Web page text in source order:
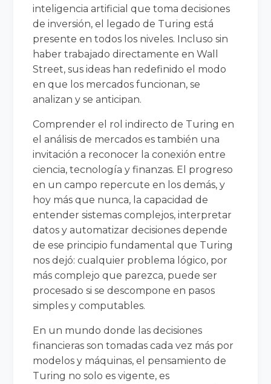
inteligencia artificial que toma decisiones
de inversión, el legado de Turing está
presente en todos los niveles. Incluso sin
haber trabajado directamente en Wall
Street, sus ideas han redefinido el modo
en que los mercados funcionan, se
analizan y se anticipan.
Comprender el rol indirecto de Turing en
el análisis de mercados es también una
invitación a reconocer la conexión entre
ciencia, tecnología y finanzas. El progreso
en un campo repercute en los demás, y
hoy más que nunca, la capacidad de
entender sistemas complejos, interpretar
datos y automatizar decisiones depende
de ese principio fundamental que Turing
nos dejó: cualquier problema lógico, por
más complejo que parezca, puede ser
procesado si se descompone en pasos
simples y computables.
En un mundo donde las decisiones
financieras son tomadas cada vez más por
modelos y máquinas, el pensamiento de
Turing no solo es vigente, es